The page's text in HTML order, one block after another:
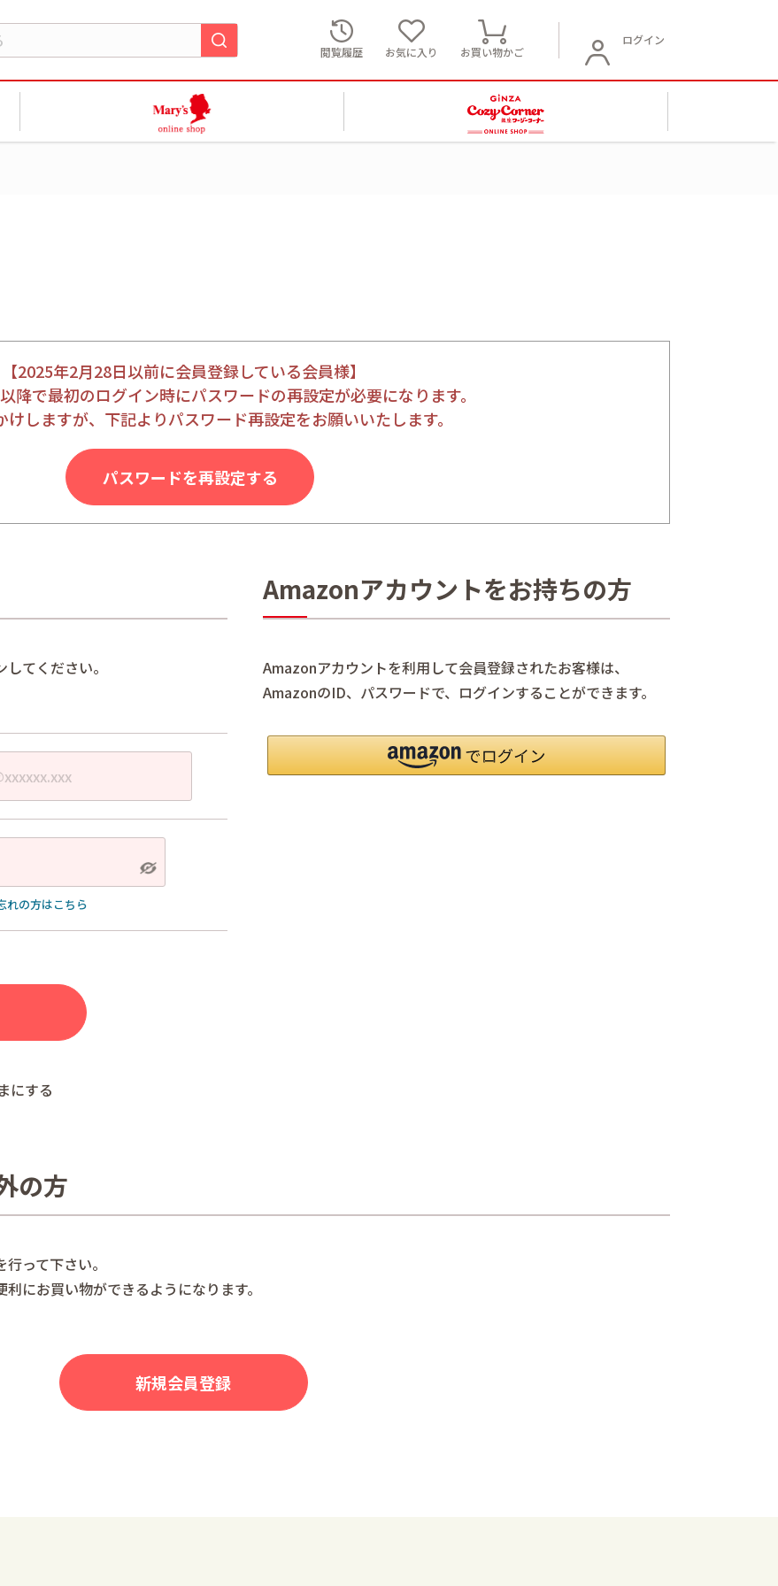
閲覧履歴
お気に入り お買い物かご
ログイン
【2025年2月28日以前に会員登録している会員様】
降で最初のログイン時にパスワードの再設定が必要になります。
けしますが、下記よりパスワード再設定をお願いいたします。
パスワードを再設定する
てください。
れの方はこちら
にする
Amazonアカウントをお持ちの方
Amazonアカウントを利用して会員登録されたお客様は、
AmazonのID、パスワードで、ログインすることができます。
の方
って下さい。
にお買い物ができるようになります。